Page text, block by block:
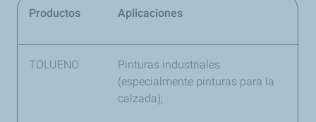
Productos Aplicaciones
TOLUENO
Pinturas industriales
(especialmente pinturas para la
calzada);